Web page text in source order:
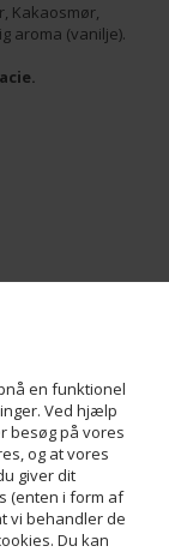
en funktionel
Ved hjælp
besøg på vores
og at vores
giver dit
(enten i form af
vi behandler de
Du kan
Kakaosmør,
aroma (vanilje).